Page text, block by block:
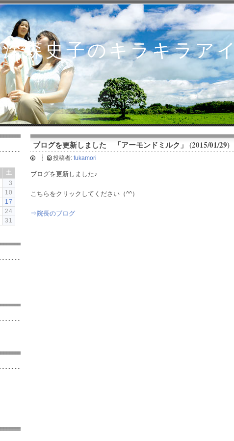
深森史子のキラキラア
ブログを更新しました 「アーモンドミルク」 (2015/01/29)
投稿者: fukamori
ブログを更新しました♪
こちらをクリックしてください（^^）
⇒院長のブログ
土
3
10
17
24
31